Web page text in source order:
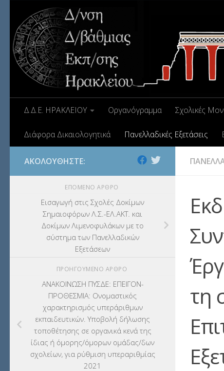
Δ.Δ.Ε. ΗΡΑΚΛΕΙΟΥ Οργανόγραμμα Σχολικές
Διάφορα Δικαιολογητικά Πανελλαδικές Εξετάσεις
τη
ΑΚΟΛΟΥΘΉΣΤΕ:
ΕΠΌΜΕΝΟ ΆΡΘΡΟ
Eισαγωγή στις Σχολές Δοκίμων
Σημαιοφόρων Λ.Σ.-ΕΛ.ΑΚΤ. και
Δοκίμων Λιμενοφυλάκων με το
σύστημα των Πανελλαδικών
Εξετάσεων
ΠΡΟΗΓΟΎΜΕΝΟ ΆΡΘΡΟ
ΑΝΑΚΟΙΝΩΣΗ ΠΥΣΔΕ: ΕΠΕΙΓΟΝ-
ΠΡΟΘΕΣΜΙΑ: Ονομαστικός
χαρακτηρισμός υπεράριθμων
εκπαιδευτικών. Υποβολή δήλωσης
τοποθέτησης σε οργανικά κενά της
ίδιας ή όμορης/όμορων ομάδας/δων
σχολείων, για ρύθμιση υπεραριθμίας
2021